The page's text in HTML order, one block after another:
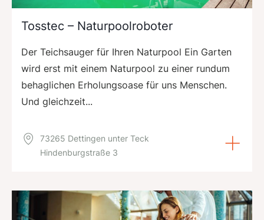
Tosstec – Naturpoolroboter
Der Teichsauger für Ihren Naturpool Ein Garten
wird erst mit einem Naturpool zu einer rundum
behaglichen Erholungsoase für uns Menschen.
Und gleichzeit...
73265 Dettingen unter Teck
Hindenburgstraße 3